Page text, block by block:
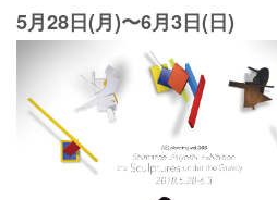
5月28日(月)〜6月3日(日)